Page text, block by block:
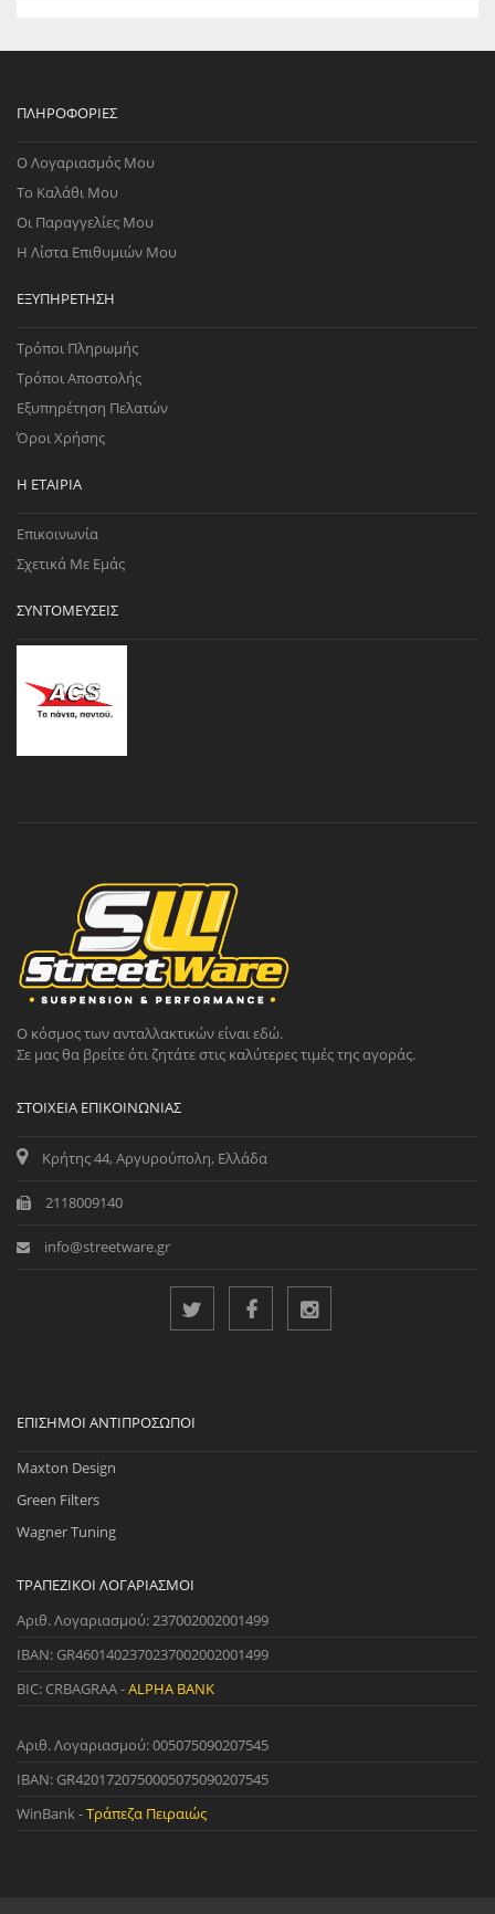
ΠΛΗΡΟΦΟΡΊΕΣ
Ο Λογαριασμός Μου
Το Καλάθι Μου
Οι Παραγγελίες Μου
Η Λίστα Επιθυμιών Μου
ΕΞΥΠΗΡΈΤΗΣΗ
Τρόποι Πληρωμής
Τρόποι Αποστολής
Εξυπηρέτηση Πελατών
Όροι Χρήσης
Η ΕΤΑΙΡΊΑ
Επικοινωνία
Σχετικά Με Εμάς
ΣΥΝΤΟΜΕΎΣΕΙΣ
Ο κόσμος των ανταλλακτικών είναι εδώ.
Σε μας θα βρείτε ότι ζητάτε στις καλύτερες τιμές της αγοράς.
ΣΤΟΙΧΕΊΑ ΕΠΙΚΟΙΝΩΝΊΑΣ
Κρήτης 44, Αργυρούπολη, Ελλάδα
2118009140
info@streetware.gr
ΕΠΊΣΗΜΟΙ ΑΝΤΙΠΡΌΣΩΠΟΙ
Maxton Design
Green Filters
Wagner Tuning
ΤΡΑΠΕΖΙΚΟΊ ΛΟΓΑΡΙΑΣΜΟΊ
Αριθ. Λογαριασμού: 237002002001499
IBAN: GR4601402370237002002001499
BIC: CRBAGRAA -ALPHA BANK
Αριθ. Λογαριασμού: 005075090207545
IBAN: GR4201720750005075090207545
WinBank -Τράπεζα Πειραιώς